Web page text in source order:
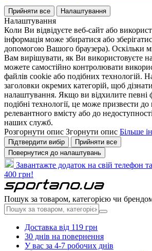
Прийняти все Налаштування
Налаштування
Коли Ви відвідуєте веб-сайт або
інформація може збиратися або
допомогою Вашого браузера). Оскільки
Вам вирішувати, як Ви використовуєте
можете самостійно контролювати
файлів cookie або подібних технологій.
заголовки окремих категорій, щоб
налаштування. Якщо ви відхилите певні
подібні технології, це може призвести
релевантного вмісту або до
наших служб.
Розгорнути опис Згорнути опис Більше
Підтвердити вибір
Прийняти все
Повернутися до налаштувань
Завантажте додаток на свій телефон
400 грн!
Пошук за товаром, категорією чи
Доставка від 119 грн
30 днів на повернення
У вас за 4-7 робочих днів